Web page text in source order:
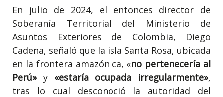
En julio de 2024, el entonces director de
Soberanía Territorial del Ministerio de
Asuntos Exteriores de Colombia, Diego
Cadena, señaló que la isla Santa Rosa, ubicada
en la frontera amazónica, «no pertenecería al
Perú»y «estaría ocupada irregularmente»,
tras lo cual desconoció la autoridad del